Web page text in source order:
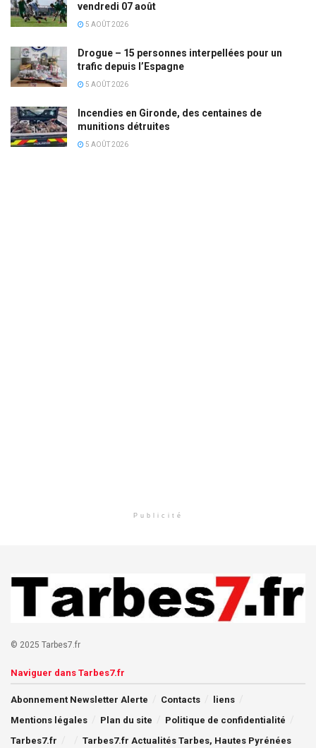
vendredi 07 août
5 AOÛT 2026
Drogue – 15 personnes interpellées pour un
trafic depuis l’Espagne
5 AOÛT 2026
Incendies en Gironde, des centaines de
munitions détruites
5 AOÛT 2026
Publicité
© 2025 Tarbes7.fr
Naviguer dans Tarbes7.fr
Abonnement Newsletter Alerte Contacts
liens
Mentions légales
Plan du site
Politique de confidentialité
Tarbes7.fr
Tarbes7.fr Actualités Tarbes, Hautes Pyrénées